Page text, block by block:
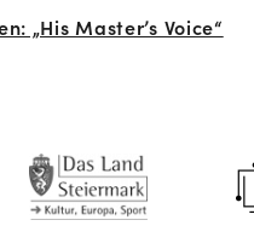
„His Master’s Voice“